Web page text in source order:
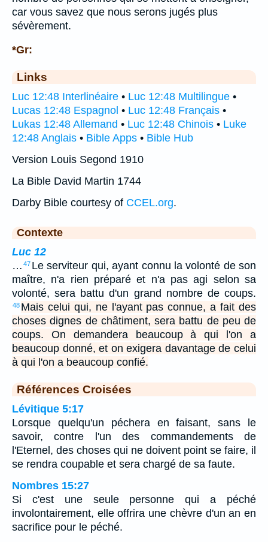
car vous savez que nous serons jugés plus
sévèrement.
*Gr:
Links
Luc 12:48 Interlinéaire • Luc 12:48 Multilingue •
Lucas 12:48 Espagnol • Luc 12:48 Français •
Lukas 12:48 Allemand • Luc 12:48 Chinois • Luke
12:48 Anglais • Bible Apps • Bible Hub
Version Louis Segond 1910
La Bible David Martin 1744
Darby Bible courtesy of CCEL.org.
Contexte
Luc 12
… 47 Le serviteur qui, ayant connu la volonté de son
maître, n'a rien préparé et n'a pas agi selon sa
volonté, sera battu d'un grand nombre de coups.
48 Mais celui qui, ne l'ayant pas connue, a fait des
choses dignes de châtiment, sera battu de peu de
coups. On demandera beaucoup à qui l'on a
beaucoup donné, et on exigera davantage de celui
à qui l'on a beaucoup confié.
Références Croisées
Lévitique 5:17
Lorsque quelqu'un péchera en faisant, sans le
savoir, contre l'un des commandements de
l'Eternel, des choses qui ne doivent point se faire, il
se rendra coupable et sera chargé de sa faute.
Nombres 15:27
Si c'est une seule personne qui a péché
involontairement, elle offrira une chèvre d'un an en
sacrifice pour le péché.